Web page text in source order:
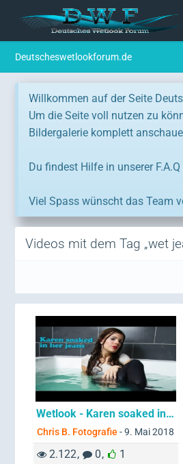
Deutscheswetlookforum.de
Willkommen auf der Seite
Um die Seite voll nutzen zu
Bildergalerie komplett
Du findest Hilfe in unserer
Viel Spass wünscht das Team
Videos mit dem Tag „wet
Wetlook - Karen soaked in her Jeans
Chris B. Fotografie -9. Mai 2018
2.122 0 1